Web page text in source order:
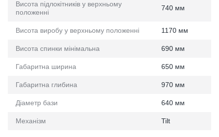
Висота підлокітників у верхньому
положенні
740 мм
Висота виробу у верхньому положенні 1170 мм
Висота спинки мінімальна 690 мм
Габаритна ширина 650 мм
Габаритна глибина 970 мм
Діаметр бази 640 мм
Механізм Tilt